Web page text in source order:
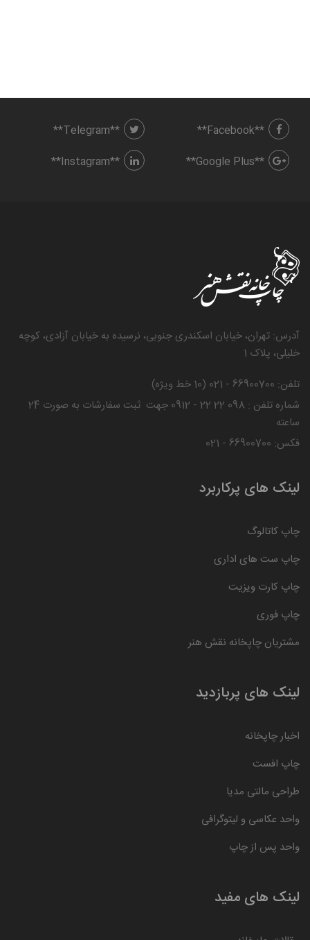
**Facebook**
**Telegram**
**Google Plus**
**Instagram**
آدرس: تهران، خیابان اسکندری جنوبی، نرسیده به خیابان آزادی، کوچه
خلیلی، پلاک 1
تلفن: 66900700 - 021 (10 خط ویژه)
شماره تلفن : 098 22 22 - 0912 جهت ثبت سفارشات به صورت 24
ساعته
فکس: 66900700 - 021
لینک های پرکاربرد
چاپ کاتالوگ
چاپ ست های اداری
چاپ کارت ویزیت
چاپ فوری
مشتریان چاپخانه نقش هنر
لینک های پربازدید
اخبار چاپخانه
چاپ افست
طراحی مالتی مدیا
واحد عکاسی و لیتوگرافی
واحد پس از چاپ
لینک های مفید